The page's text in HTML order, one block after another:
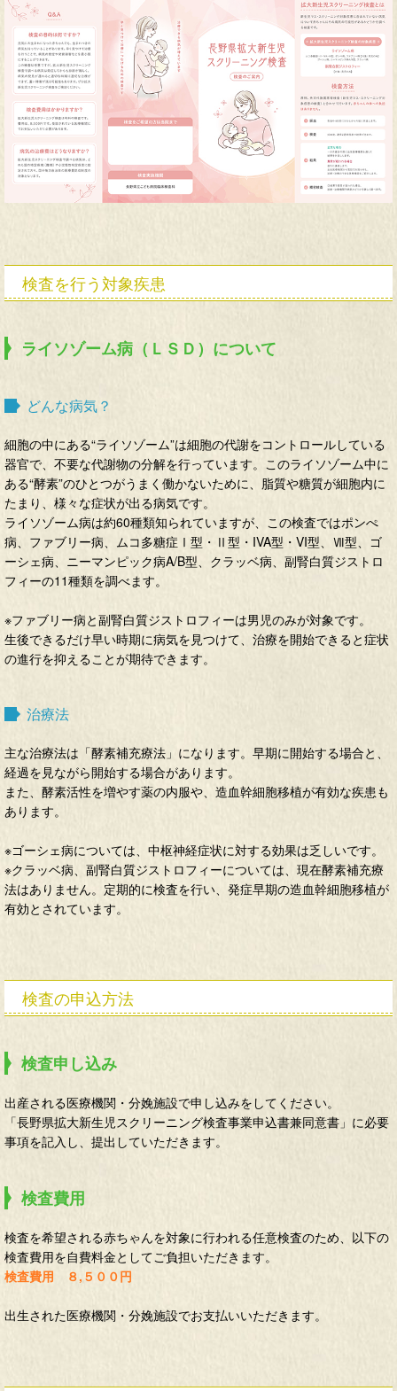
検査を行う対象疾患
ライソゾーム病（ＬＳＤ）について
どんな病気？
細胞の中にある“ライソゾーム”は細胞の代謝をコントロールしている
器官で、不要な代謝物の分解を行っています。このライソゾーム中に
ある“酵素”のひとつがうまく働かないために、脂質や糖質が細胞内に
たまり、様々な症状が出る病気です。
ライソゾーム病は約60種類知られていますが、この検査ではポンぺ
病、ファブリー病、ムコ多糖症Ⅰ型・Ⅱ型・IVA型・VI型、Ⅶ型、ゴ
ーシェ病、ニーマンピック病A/B型、クラッベ病、副腎白質ジストロ
フィーの11種類を調べます。
※ファブリー病と副腎白質ジストロフィーは男児のみが対象です。
生後できるだけ早い時期に病気を見つけて、治療を開始できると症状
の進行を抑えることが期待できます。
治療法
主な治療法は「酵素補充療法」になります。早期に開始する場合と、
経過を見ながら開始する場合があります。
また、酵素活性を増やす薬の内服や、造血幹細胞移植が有効な疾患も
あります。
※ゴーシェ病については、中枢神経症状に対する効果は乏しいです。
※クラッベ病、副腎白質ジストロフィーについては、現在酵素補充療
法はありません。定期的に検査を行い、発症早期の造血幹細胞移植が
有効とされています。
検査の申込方法
検査申し込み
出産される医療機関・分娩施設で申し込みをしてください。
「長野県拡大新生児スクリーニング検査事業申込書兼同意書」に必要
事項を記入し、提出していただきます。
検査費用
検査を希望される赤ちゃんを対象に行われる任意検査のため、以下の
検査費用を自費料金としてご負担いただきます。
検査費用 ８,５００円
出生された医療機関・分娩施設でお支払いいただきます。